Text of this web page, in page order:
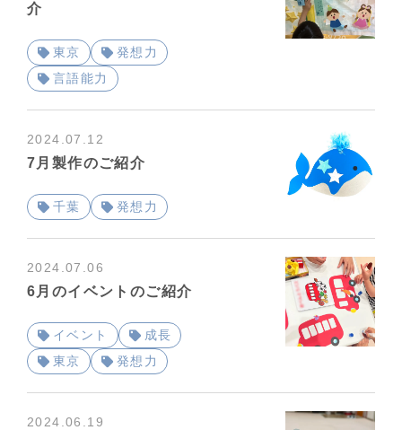
介
東京
発想力
言語能力
2024.07.12
7月製作のご紹介
千葉 発想力
2024.07.06
6月のイベントのご紹介
イベント
成長
東京
発想力
2024.06.19